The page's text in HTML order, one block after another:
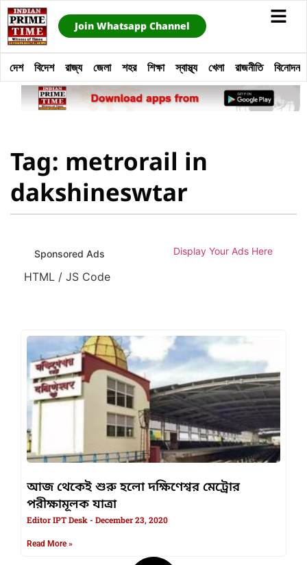
Join Whatsapp Channel
দেশ বিদেশ রাজ্য জেলা শহর শিক্ষা স্বাস্থ্য খেলা রাজনীতি বিনোদন
Tag: metrorail in
dakshineswtar
Sponsored Ads Display Your Ads Here
HTML / JS Code
আজ থেকেই শুরু হলো দক্ষিণেশ্বর মেট্রোর
পরীক্ষামূলক যাত্রা
Editor IPT Desk December 23, 2020
Read More »